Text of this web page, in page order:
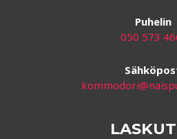
Puhelin
050 573